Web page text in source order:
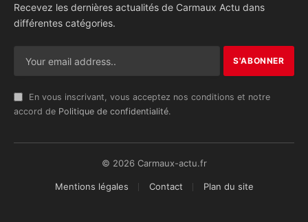
Recevez les dernières actualités de Carmaux Actu dans
différentes catégories.
En vous inscrivant, vous acceptez nos conditions et notre
accord de Politique de confidentialité.
© 2026 Carmaux-actu.fr
Mentions légales Contact Plan du site